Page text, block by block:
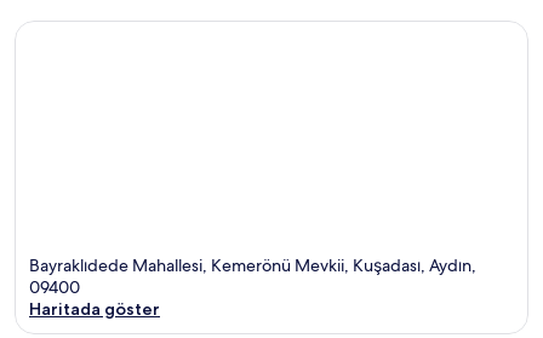
Bayraklıdede Mahallesi, Kemerönü Mevkii, Kuşadası, Aydın,
09400
Haritada göster